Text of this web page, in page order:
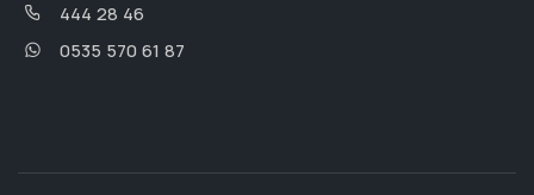
444 28 46
0535 570 61 87